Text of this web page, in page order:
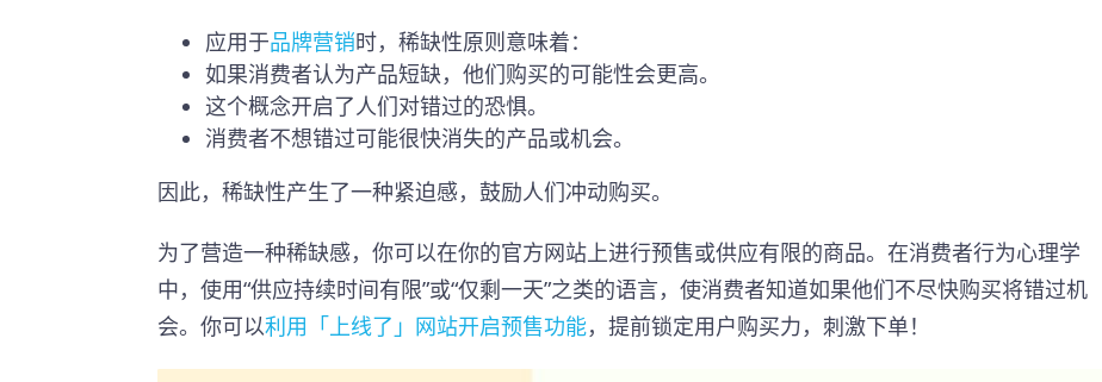
应用于品牌营销时，稀缺性原则意味着：
如果消费者认为产品短缺，他们购买的可能性会更高。
这个概念开启了人们对错过的恐惧。
消费者不想错过可能很快消失的产品或机会。
因此，稀缺性产生了一种紧迫感，鼓励人们冲动购买。
为了营造一种稀缺感，你可以在你的官方网站上进行预售或供应有限的商品。在消费者行为心理学
中，使用“供应持续时间有限”或“仅剩一天”之类的语言，使消费者知道如果他们不尽快购买将错过机
会。你可以利用「上线了」网站开启预售功能，提前锁定用户购买力，刺激下单！